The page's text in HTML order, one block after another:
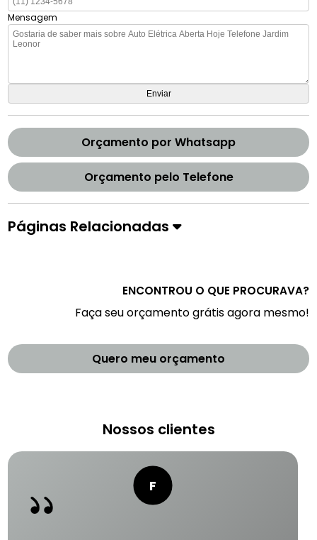
Mensagem
Orçamento por Whatsapp
Orçamento pelo Telefone
Páginas Relacionadas
ENCONTROU O QUE PROCURAVA?
Faça seu orçamento grátis agora mesmo!
Quero meu orçamento
Nossos clientes